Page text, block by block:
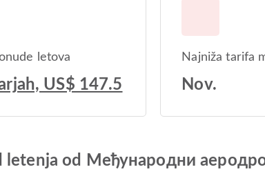
letova
US$ 147.5
Najniža tarifa
Nov.
letenja od Међународни